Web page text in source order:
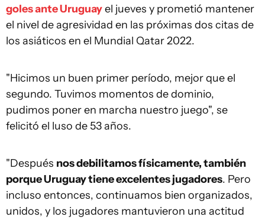
goles ante Uruguayel jueves y prometió mantener
el nivel de agresividad en las próximas dos citas de
los asiáticos en el Mundial Qatar 2022.
"Hicimos un buen primer período, mejor que el
segundo. Tuvimos momentos de dominio,
pudimos poner en marcha nuestro juego", se
felicitó el luso de 53 años.
"Después nos debilitamos físicamente, también
porque Uruguay tiene excelentes jugadores. Pero
incluso entonces, continuamos bien organizados,
unidos, y los jugadores mantuvieron una actitud